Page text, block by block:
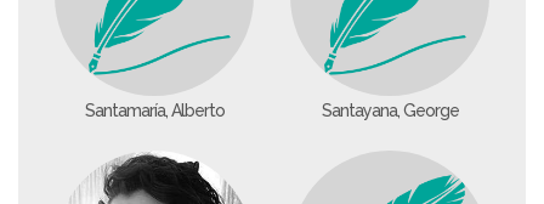
Santamaría, Alberto Santayana, George